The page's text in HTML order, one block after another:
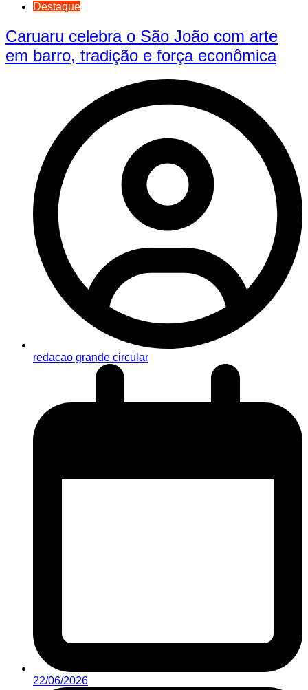
Destaque
Caruaru celebra o São João com arte
em barro, tradição e força econômica
redacao grande circular
22/06/2026